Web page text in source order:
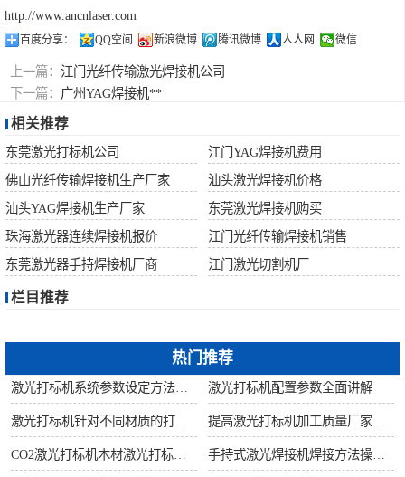
http://www.ancnlaser.com
百度分享： QQ空间 新浪微博 腾讯微博 人人网 微信
上一篇： 江门光纤传输激光焊接机公司
下一篇： 广州YAG焊接机**
相关推荐
东莞激光打标机公司
江门YAG焊接机费用
佛山光纤传输焊接机生产厂家
汕头激光焊接机价格
汕头YAG焊接机生产厂家
东莞激光焊接机购买
珠海激光器连续焊接机报价
江门光纤传输焊接机销售
东莞激光器手持焊接机厂商
江门激光切割机厂
栏目推荐
热门推荐
激光打标机配置参数全面讲解